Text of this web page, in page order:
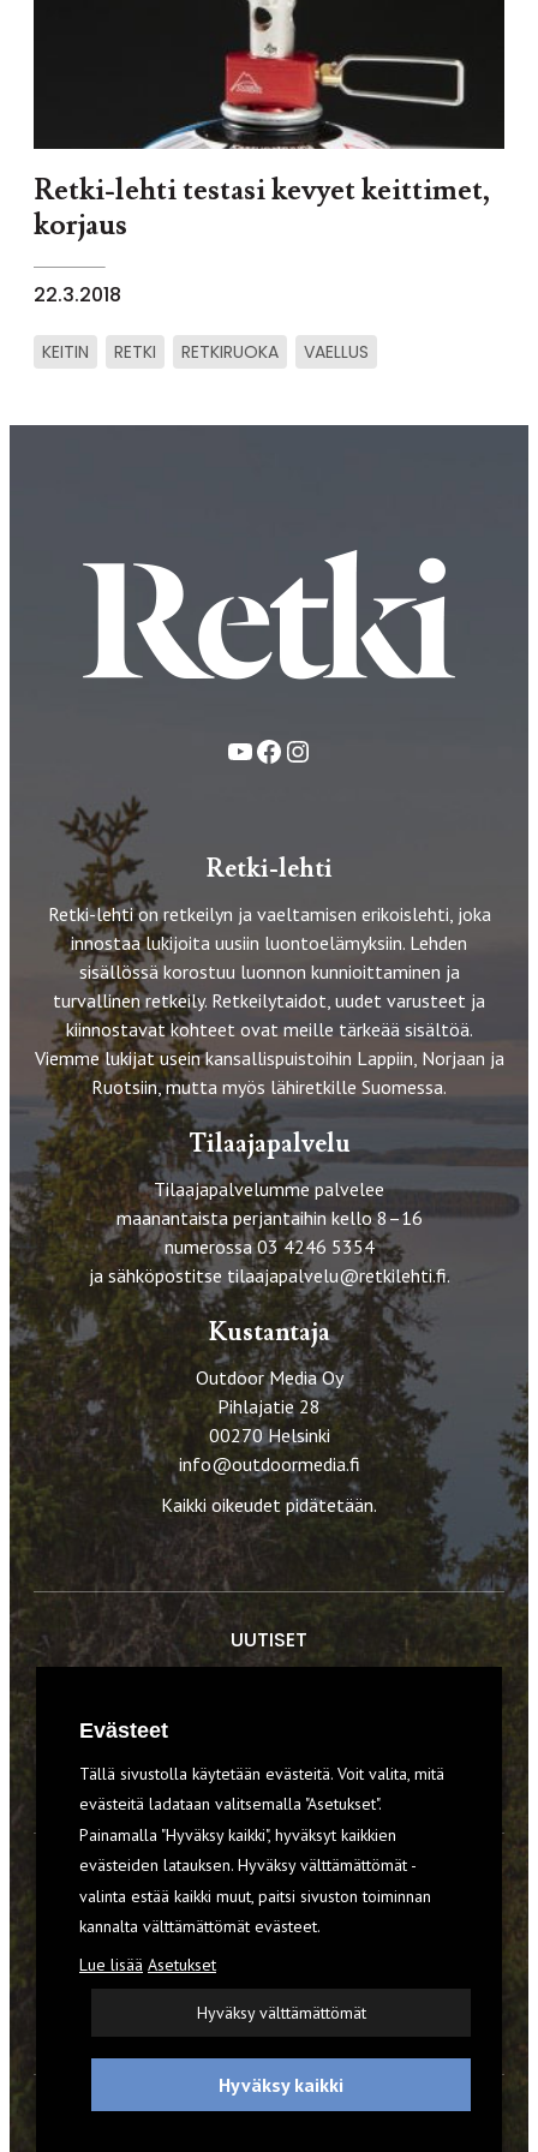
Retki-lehti testasi kevyet keittimet,
korjaus
22.3.2018
KEITIN RETKI RETKIRUOKA VAELLUS
YouTube
FacebookInstagram
Retki-lehti
Retki-lehti on retkeilyn ja vaeltamisen erikoislehti, joka
innostaa lukijoita uusiin luontoelämyksiin. Lehden
sisällössä korostuu luonnon kunnioittaminen ja
turvallinen retkeily. Retkeilytaidot, uudet varusteet ja
kiinnostavat kohteet ovat meille tärkeää sisältöä.
Viemme lukijat usein kansallispuistoihin Lappiin, Norjaan ja
Ruotsiin, mutta myös lähiretkille Suomessa.
Tilaajapalvelu
Tilaajapalvelumme palvelee
maanantaista perjantaihin kello 8–16
numerossa 03 4246 5354
ja sähköpostitse tilaajapalvelu@retkilehti.fi.
Kustantaja
Outdoor Media Oy
Pihlajatie 28
00270 Helsinki
info@outdoormedia.fi
Kaikki oikeudet pidätetään.
UUTISET
VARUSTEET
TILAA RETKI-LEHTI
YHTEYSTIEDOT
REKISTERISELOSTE
EVÄSTEET
Evästeet
Tällä sivustolla käytetään evästeitä. Voit valita, mitä
evästeitä ladataan valitsemalla "Asetukset".
Painamalla "Hyväksy kaikki", hyväksyt kaikkien
evästeiden latauksen. Hyväksy välttämättömät -
valinta estää kaikki muut, paitsi sivuston toiminnan
kannalta välttämättömät evästeet.
Lue lisää Asetukset
Hyväksy välttämättömät
Hyväksy kaikki